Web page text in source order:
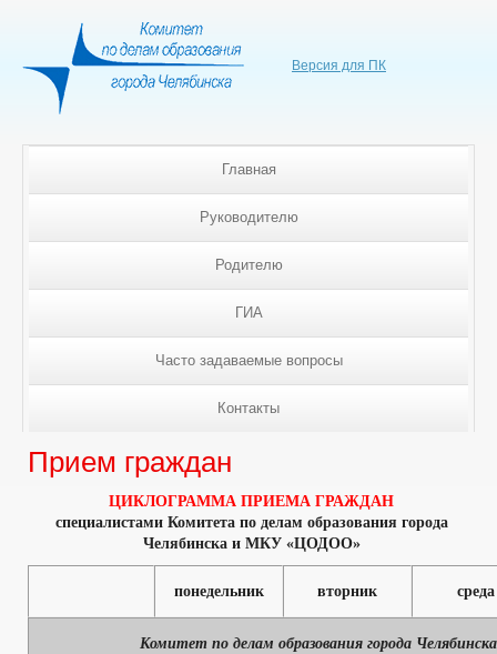
Версия для ПК
Главная
Руководителю
Родителю
ГИА
Часто задаваемые вопросы
Контакты
Прием граждан
ЦИКЛОГРАММА ПРИЕМА ГРАЖДАН
специалистами Комитета по делам образования города
Челябинска и МКУ «ЦОДОО»
понедельник вторник среда
Комитет по делам образования города